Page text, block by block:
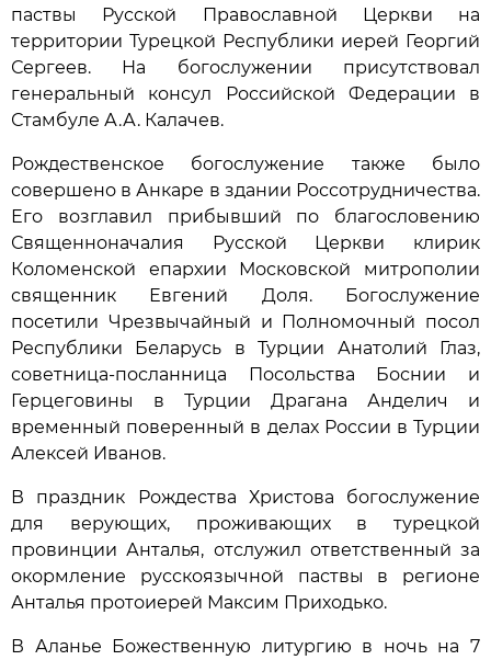
паствы Русской Православной Церкви на
территории Турецкой Республики иерей Георгий
Сергеев. На богослужении присутствовал
генеральный консул Российской Федерации в
Стамбуле А.А. Калачев.
Рождественское богослужение также было
совершено в Анкаре в здании Россотрудничества.
Его возглавил прибывший по благословению
Священноначалия Русской Церкви клирик
Коломенской епархии Московской митрополии
священник Евгений Доля. Богослужение
посетили Чрезвычайный и Полномочный посол
Республики Беларусь в Турции Анатолий Глаз,
советница-посланница Посольства Боснии и
Герцеговины в Турции Драгана Анделич и
временный поверенный в делах России в Турции
Алексей Иванов.
В праздник Рождества Христова богослужение
для верующих, проживающих в турецкой
провинции Анталья, отслужил ответственный за
окормление русскоязычной паствы в регионе
Анталья протоиерей Максим Приходько.
В Аланье Божественную литургию в ночь на 7